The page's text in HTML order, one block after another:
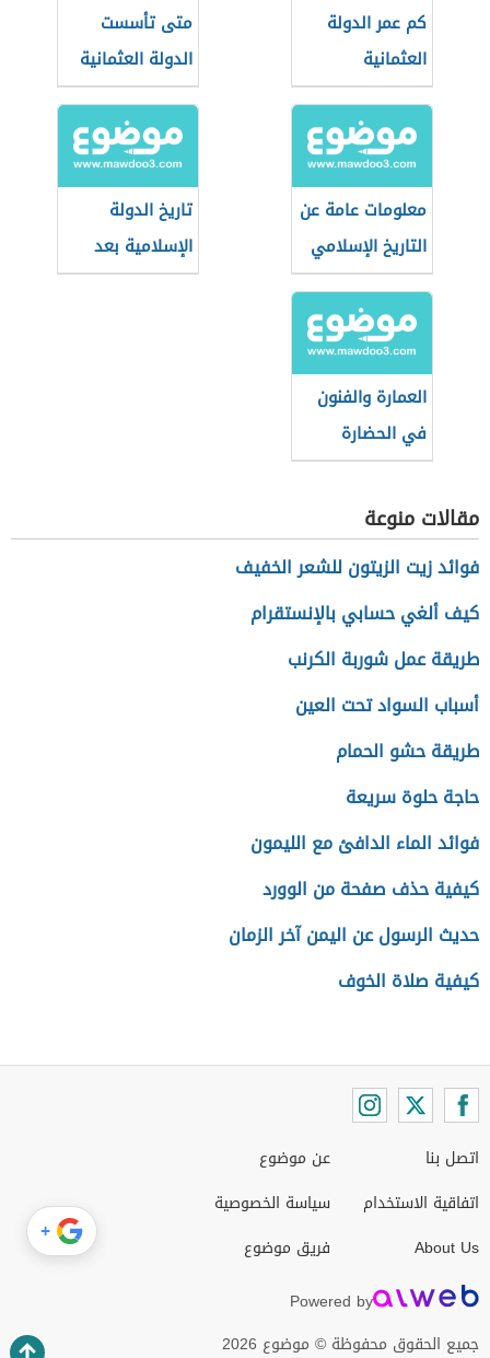
كم عمر الدولة
العثمانية
متى تأسست
الدولة العثمانية
معلومات عامة عن
التاريخ الإسلامي
تاريخ الدولة
الإسلامية بعد
الخلفاء الراشدين
العمارة والفنون
في الحضارة
الإسلامية
مقالات منوعة
فوائد زيت الزيتون للشعر الخفيف
كيف ألغي حسابي بالإنستقرام
طريقة عمل شوربة الكرنب
أسباب السواد تحت العين
طريقة حشو الحمام
حاجة حلوة سريعة
فوائد الماء الدافئ مع الليمون
كيفية حذف صفحة من الوورد
حديث الرسول عن اليمن آخر الزمان
كيفية صلاة الخوف
اتصل بنا
اتفاقية الاستخدام
About Us
عن موضوع
سياسة الخصوصية
فريق موضوع
Powered by
جميع الحقوق محفوظة © موضوع 2026
+